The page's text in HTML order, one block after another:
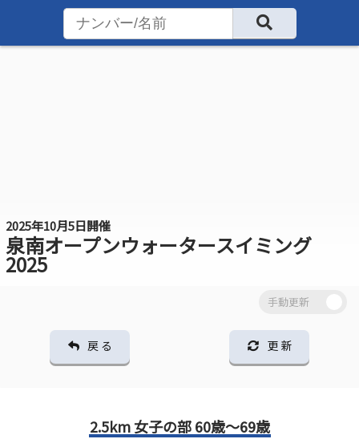
2025年10月5日開催
泉南オープンウォータースイミング
2025
戻 る 更 新
2.5km 女子の部 60歳～69歳